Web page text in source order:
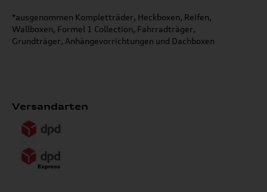
*ausgenommen Kompletträder, Heckboxen, Reifen,
Wallboxen, Formel 1 Collection, Fahrradträger,
Grundträger, Anhängevorrichtungen und Dachboxen
Versandarten